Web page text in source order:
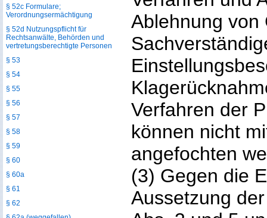
Ablehnung von
Verfahren der
können nicht
angefochten
(3) Gegen die
Aussetzung
§ 52c Formulare;
Verordnungsermächtigung
§ 52d Nutzungspflicht für
Rechtsanwälte, Behörden und
vertretungsberechtigte Personen
§ 53
§ 54
§ 55
§ 56
§ 57
§ 58
§ 59
§ 60
§ 60a
§ 61
§ 62